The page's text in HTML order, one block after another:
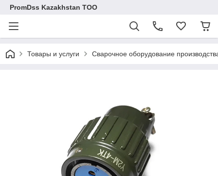
PromDss Kazakhstan TOO
Товары и услуги Сварочное оборудование